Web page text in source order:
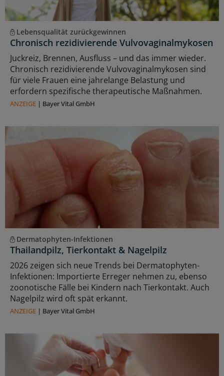
Lebensqualität zurückgewinnen
Chronisch rezidivierende Vulvovaginalmykosen
Juckreiz, Brennen, Ausfluss – und das immer wieder.
Chronisch rezidivierende Vulvovaginalmykosen sind
für viele Frauen eine jahrelange Belastung und
erfordern spezifische therapeutische Maßnahmen.
ANZEIGE | Bayer Vital GmbH
Dermatophyten-Infektionen
Thailandpilz, Tierkontakt & Nagelpilz
2026 zeigen sich neue Trends bei Dermatophyten-
Infektionen: Importierte Erreger nehmen zu, ebenso
zoonotische Fälle bei Kindern nach Tierkontakt. Auch
Nagelpilz wird oft spät erkannt.
ANZEIGE | Bayer Vital GmbH